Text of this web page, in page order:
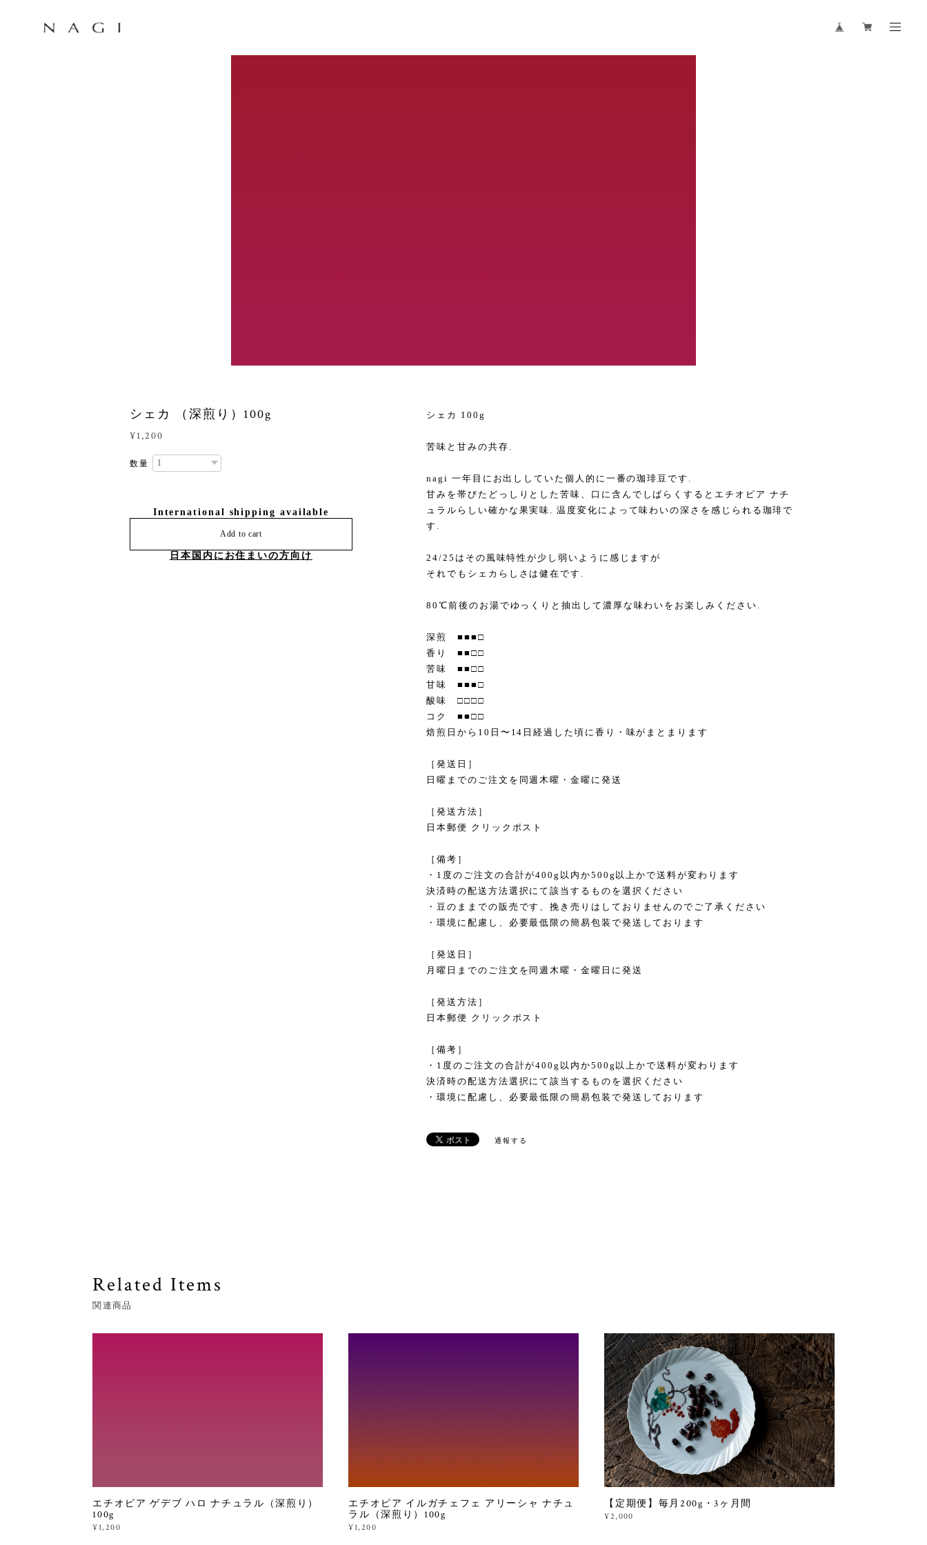
シェカ （深煎り）100g
¥1,200
数量
International shipping available
Add to cart
日本国内にお住まいの方向け
シェカ 100g
苦味と甘みの共存.
nagi 一年目にお出ししていた個人的に一番の珈琲豆です.
甘みを帯びたどっしりとした苦味、口に含んでしばらくするとエチオピア ナチ
ュラルらしい確かな果実味. 温度変化によって味わいの深さを感じられる珈琲で
す.
24/25はその風味特性が少し弱いように感じますが
それでもシェカらしさは健在です.
80℃前後のお湯でゆっくりと抽出して濃厚な味わいをお楽しみください.
深煎 ■■■□
香り ■■□□
苦味 ■■□□
甘味 ■■■□
酸味 □□□□
コク ■■□□
焙煎日から10日〜14日経過した頃に香り・味がまとまります
［発送日］
日曜までのご注文を同週木曜・金曜に発送
［発送方法］
日本郵便 クリックポスト
［備考］
・1度のご注文の合計が400g以内か500g以上かで送料が変わります
決済時の配送方法選択にて該当するものを選択ください
・豆のままでの販売です、挽き売りはしておりませんのでご了承ください
・環境に配慮し、必要最低限の簡易包装で発送しております
［発送日］
月曜日までのご注文を同週木曜・金曜日に発送
［発送方法］
日本郵便 クリックポスト
［備考］
・1度のご注文の合計が400g以内か500g以上かで送料が変わります
決済時の配送方法選択にて該当するものを選択ください
・環境に配慮し、必要最低限の簡易包装で発送しております
通報する
Related Items
関連商品
エチオピア ゲデブ ハロ ナチュラル（深煎り）
100g
¥1,200
エチオピア イルガチェフェ アリーシャ ナチュ
ラル（深煎り）100g
¥1,200
【定期便】毎月200g・3ヶ月間
¥2,000